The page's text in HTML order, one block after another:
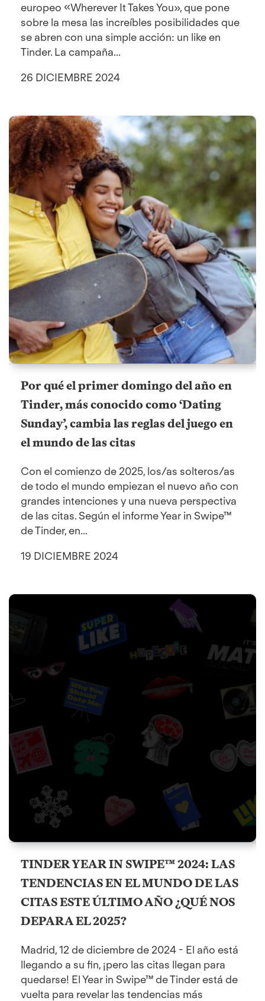
europeo «Wherever It Takes You», que pone
sobre la mesa las increíbles posibilidades que
se abren con una simple acción: un like en
Tinder. La campaña...
26 DICIEMBRE 2024
Por qué el primer domingo del año en
Tinder, más conocido como ‘Dating
Sunday’, cambia las reglas del juego en
el mundo de las citas
Con el comienzo de 2025, los/as solteros/as
de todo el mundo empiezan el nuevo año con
grandes intenciones y una nueva perspectiva
de las citas. Según el informe Year in Swipe™
de Tinder, en...
19 DICIEMBRE 2024
TINDER YEAR IN SWIPE™ 2024: LAS
TENDENCIAS EN EL MUNDO DE LAS
CITAS ESTE ÚLTIMO AÑO ¿QUÉ NOS
DEPARA EL 2025?
Madrid, 12 de diciembre de 2024 - El año está
llegando a su fin, ¡pero las citas llegan para
quedarse! El Year in Swipe™ de Tinder está de
vuelta para revelar las tendencias más